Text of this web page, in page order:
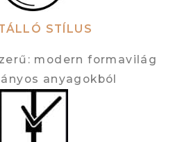
STÍLUS
modern formavilág
anyagokból